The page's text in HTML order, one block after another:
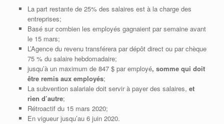
La part restante de 25% des salaires est à la charge des
entreprises;
Basé sur combien les employés gagnaient par semaine avant
le 15 mars;
L’Agence du revenu transférera par dépôt direct ou par chèque
75 % du salaire hebdomadaire;
jusqu’à un maximum de 847 $ par employé, somme qui doit
être remis aux employés;
La subvention salariale doit servir à payer des salaires, et
rien d’autre;
Rétroactif du 15 mars 2020;
En vigueur jusqu’au 6 juin 2020.